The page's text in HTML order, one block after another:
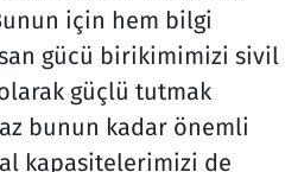
için hem bilgi
gücü birikimimizi sivil
güçlü tutmak
bunun kadar önemli
kapasitelerimizi de